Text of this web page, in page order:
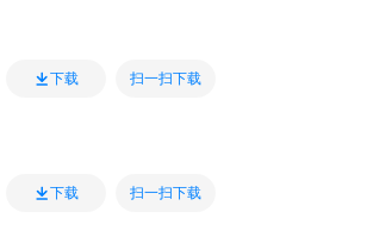
下载 扫一扫下载
下载 扫一扫下载